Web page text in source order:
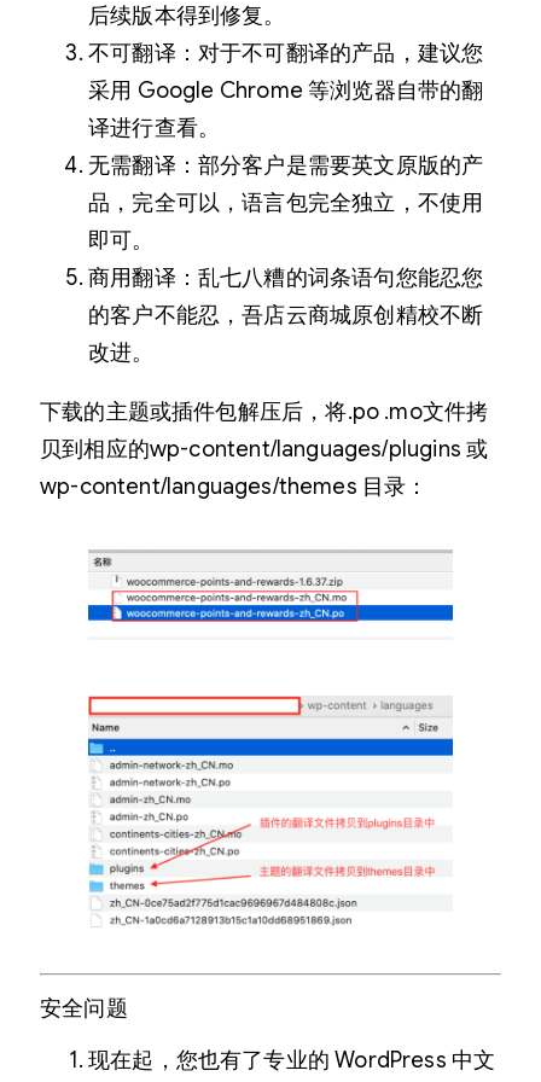
后续版本得到修复。
不可翻译：对于不可翻译的产品，建议您
采用 Google Chrome 等浏览器自带的翻
译进行查看。
无需翻译：部分客户是需要英文原版的产
品，完全可以，语言包完全独立，不使用
即可。
商用翻译：乱七八糟的词条语句您能忍您
的客户不能忍，吾店云商城原创精校不断
改进。
下载的主题或插件包解压后，将.po .mo文件拷
贝到相应的wp-content/languages/plugins 或
wp-content/languages/themes 目录：
安全问题
现在起，您也有了专业的 WordPress 中文